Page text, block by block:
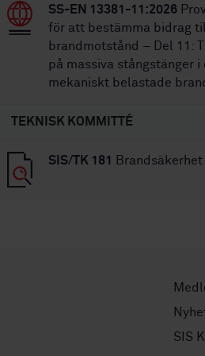
SS-EN 13381-11:2026
för att bestämma bidrag
brandmotstånd – Del 11:
på massiva stångstänger i
mekaniskt belastade
TEKNISK KOMMITTÉ
SIS/TK 181 Brandsäkerhet
SIS